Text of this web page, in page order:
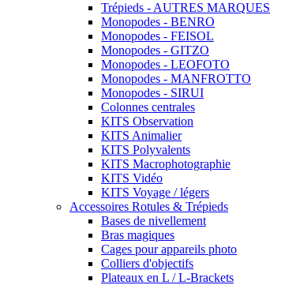
Trépieds - AUTRES MARQUES
Monopodes - BENRO
Monopodes - FEISOL
Monopodes - GITZO
Monopodes - LEOFOTO
Monopodes - MANFROTTO
Monopodes - SIRUI
Colonnes centrales
KITS Observation
KITS Animalier
KITS Polyvalents
KITS Macrophotographie
KITS Vidéo
KITS Voyage / légers
Accessoires Rotules & Trépieds
Bases de nivellement
Bras magiques
Cages pour appareils photo
Colliers d'objectifs
Plateaux en L / L-Brackets